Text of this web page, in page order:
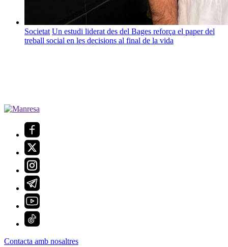
Societat Un estudi liderat des del Bages reforça el paper del
treball social en les decisions al final de la vida
Contacta amb nosaltres